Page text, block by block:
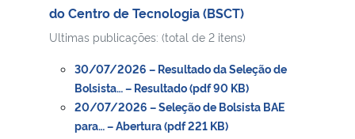
do Centro de Tecnologia (BSCT)
Ultimas publicações: (total de 2 itens)
30/07/2026 – Resultado da Seleção de
Bolsista… – Resultado (pdf 90 KB)
20/07/2026 – Seleção de Bolsista BAE
para… – Abertura (pdf 221 KB)